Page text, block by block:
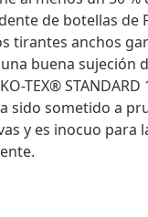
de botellas de
tirantes anchos
buena sujeción
TEX®
sido sometido a
y es inocuo para